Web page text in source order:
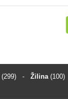
(299) - Žilina (100)